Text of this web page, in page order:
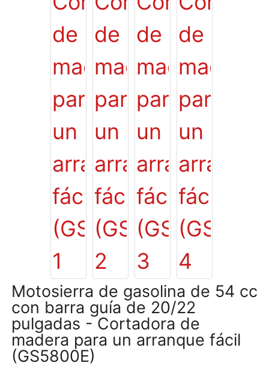
Motosierra de gasolina de 54 cc
con barra guía de 20/22
pulgadas - Cortadora de
madera para un arranque fácil
(GS5800E)